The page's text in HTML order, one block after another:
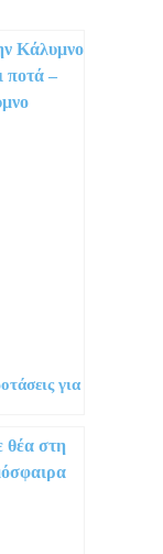
για